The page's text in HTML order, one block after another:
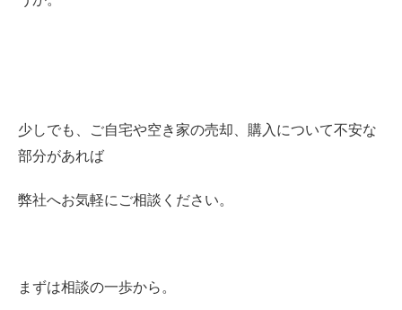
少しでも、ご自宅や空き家の売却、購入について不安な
部分があれば
弊社へお気軽にご相談ください。
まずは相談の一歩から。